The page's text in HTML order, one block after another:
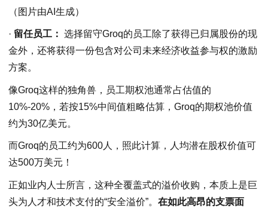
（图片由AI生成）
· 留任员工： 选择留守Groq的员工除了获得已归属股份的现
金外，还将获得一份包含对公司未来经济收益参与权的激励
方案。
像Groq这样的独角兽，员工期权池通常占估值的
10%-20%，若按15%中间值粗略估算，Groq的期权池价值
约为30亿美元。
而Groq的员工约为600人，照此计算，人均潜在股权价值可
达500万美元！
正如业内人士所言，这种全覆盖式的溢价收购，本质上是巨
头为人才和技术支付的“安全溢价”。 在如此高昂的支票面